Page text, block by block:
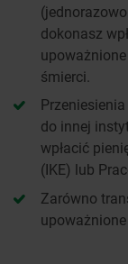
dokonasz
śmierci.
do innej
wpłacić
(IKE) lub
Zarówno